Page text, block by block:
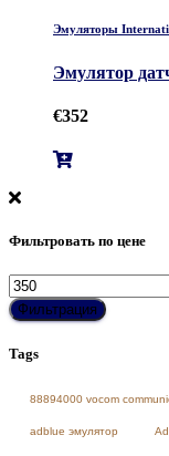
Эмуляторы
Эмулятор
€352
Фильтровать по цене
Минимальная
цена
Фильтрация
Tags
88894000 vocom
adblue эмулятор